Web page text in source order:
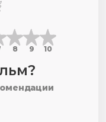
8 9 10